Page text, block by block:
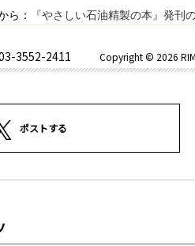
ら：
『やさしい石油精製の本』発刊
3552-2411 Copyright © 2026
ポストする